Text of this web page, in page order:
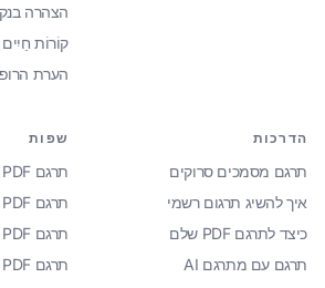
הצהרה
קוֹרוֹת חַיִים
הערת
הדרכות
תרגם מסמכים סרוקים
איך להשיג תרגום רשמי
כיצד לתרגם PDF שלם
תרגם עם מתרגם AI
שפות
תרגם PDF לספרדית
תרגם PDF לצרפתית
תרגם PDF לגרמנית
תרגם PDF לפורטוגזית